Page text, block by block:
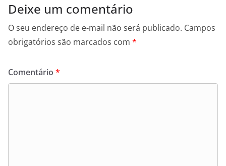
Deixe um comentário
O seu endereço de e-mail não será publicado. Campos
obrigatórios são marcados com *
Comentário *